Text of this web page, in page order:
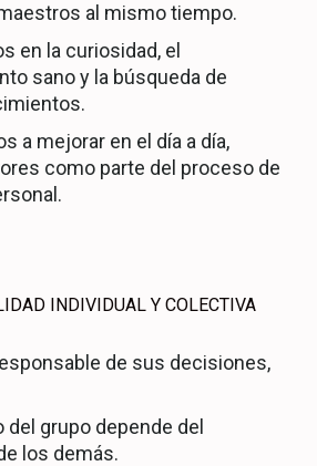
al mismo tiempo.
en la curiosidad, el
sano y la búsqueda de
a mejorar en el día a día,
como parte del proceso de
INDIVIDUAL Y COLECTIVA
de sus decisiones,
grupo depende del
los demás.